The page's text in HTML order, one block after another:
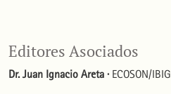
Editores Asociados
Dr. Juan Ignacio Areta · ECOSON/